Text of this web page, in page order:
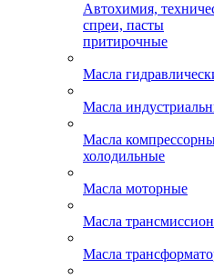
Автохимия,
спреи, пасты
притирочные
Масла
Масла
Масла
холодильные
Масла моторные
Масла
Масла